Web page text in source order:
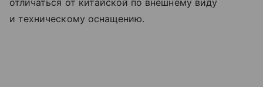
и техническому оснащению.